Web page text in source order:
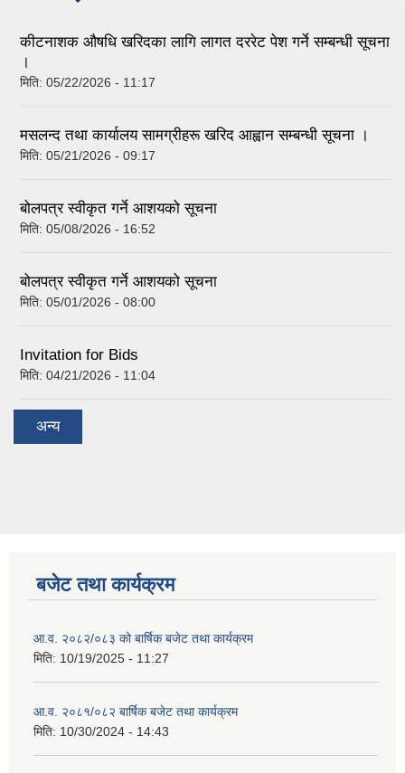
कीटनाशक औषधि खरिदका लागि लागत दररेट पेश गर्ने सम्बन्धी सूचना
।
मिति: 05/22/2026 - 11:17
मसलन्द तथा कार्यालय सामग्रीहरू खरिद आह्वान सम्बन्धी सूचना ।
मिति: 05/21/2026 - 09:17
बोलपत्र स्वीकृत गर्ने आशयको सूचना
मिति: 05/08/2026 - 16:52
बोलपत्र स्वीकृत गर्ने आशयको सूचना
मिति: 05/01/2026 - 08:00
Invitation for Bids
मिति: 04/21/2026 - 11:04
अन्य
बजेट तथा कार्यक्रम
आ.व. २०८२/०८३ को बार्षिक बजेट तथा कार्यक्रम
मिति: 10/19/2025 - 11:27
आ.व. २०८१/०८२ बार्षिक बजेट तथा कार्यक्रम
मिति: 10/30/2024 - 14:43